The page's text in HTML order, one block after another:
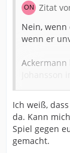
Zitat
Nein, wenn
wenn er
Mittelblock
Damit hat
+Dule auf
Ich weiß,
da. Kann
Spiel gegen
gemacht.